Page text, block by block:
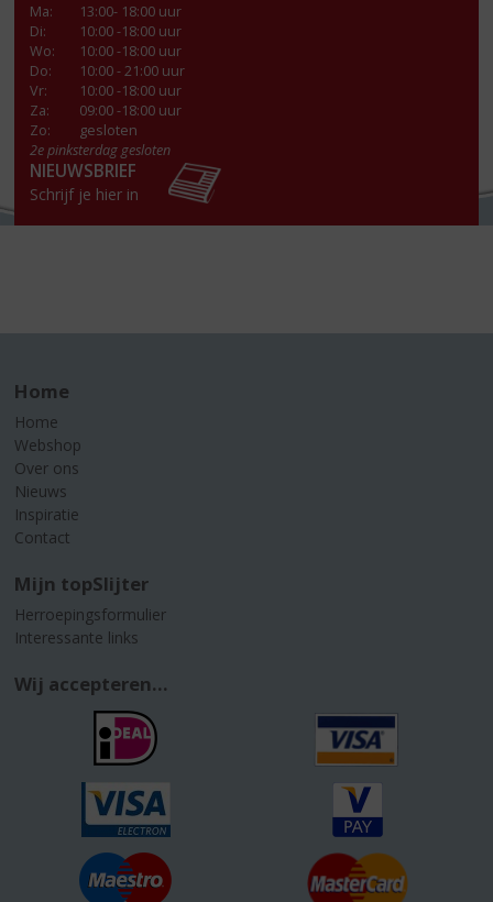
Ma:
13:00- 18:00 uur
Di:
10:00 -18:00 uur
Wo:
10:00 -18:00 uur
Do:
10:00 - 21:00 uur
Vr:
10:00 -18:00 uur
Za:
09:00 -18:00 uur
Zo:
gesloten
2e pinksterdag gesloten
NIEUWSBRIEF
Schrijf je hier in
Home
Home
Webshop
Over ons
Nieuws
Inspiratie
Contact
Mijn topSlijter
Herroepingsformulier
Interessante links
Wij accepteren...